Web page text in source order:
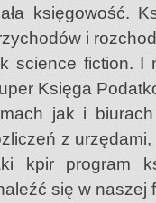
księgowość.
i
science fiction. I
Księga
jak i
z
kpir program
się w naszej